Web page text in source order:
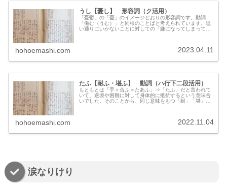
うし【憂し】 形容詞（ク活用）
「憂鬱」の「憂」のイメージどおりの形容詞です。動詞
「倦む（うむ）」と同根のことばと考えられています。思
い通りにいかないことに対しての「嫌になってしまってい
hohoemashi.com 2023.04.11
たふ【耐ふ・堪ふ】 動詞（ハ行下二段活用）
もともとは「手＋合ふ＝たあふ」⇒「たふ」だと言われて
いて、逆境や困難に対して身体的に抵抗するという意味合
いでした。そのことから、同じ意味をもつ「耐」「堪」を
のは②のほうの意味で、「逆境に耐え抜くだけの十分な能
ことがあります。
hohoemashi.com 2022.11.04
涙なりけり